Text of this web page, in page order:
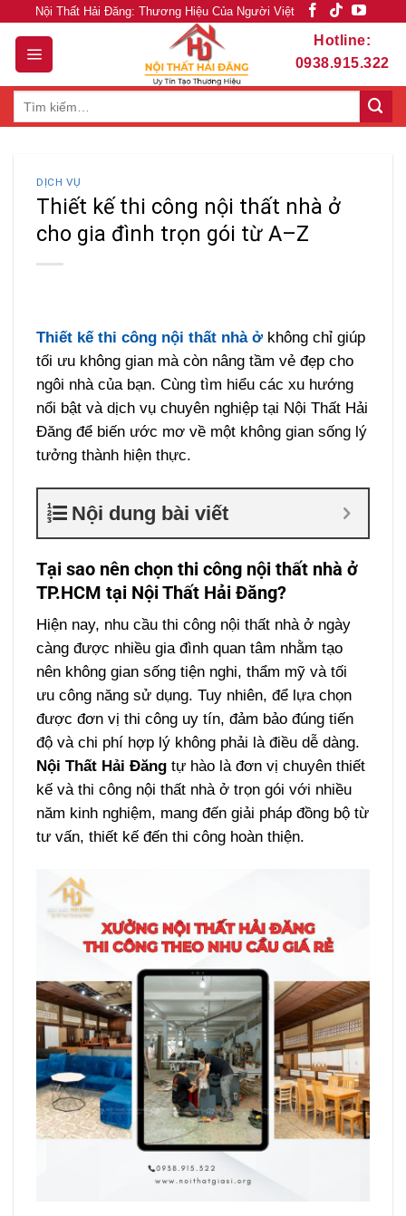
content
Nội Thất Hải Đăng: Thương Hiệu Của Người Việt
Hotline:
0938.915.322
DỊCH VỤ
Thiết kế thi công nội thất nhà ở
cho gia đình trọn gói từ A–Z
Thiết kế thi công nội thất nhà ở không chỉ giúp
tối ưu không gian mà còn nâng tầm vẻ đẹp cho
ngôi nhà của bạn. Cùng tìm hiểu các xu hướng
nổi bật và dịch vụ chuyên nghiệp tại Nội Thất Hải
Đăng để biến ước mơ về một không gian sống lý
tưởng thành hiện thực.
Nội dung bài viết
Tại sao nên chọn thi công nội thất nhà ở
TP.HCM tại Nội Thất Hải Đăng?
Hiện nay, nhu cầu thi công nội thất nhà ở ngày
càng được nhiều gia đình quan tâm nhằm tạo
nên không gian sống tiện nghi, thẩm mỹ và tối
ưu công năng sử dụng. Tuy nhiên, để lựa chọn
được đơn vị thi công uy tín, đảm bảo đúng tiến
độ và chi phí hợp lý không phải là điều dễ dàng.
Nội Thất Hải Đăng tự hào là đơn vị chuyên thiết
kế và thi công nội thất nhà ở trọn gói với nhiều
năm kinh nghiệm, mang đến giải pháp đồng bộ từ
tư vấn, thiết kế đến thi công hoàn thiện.